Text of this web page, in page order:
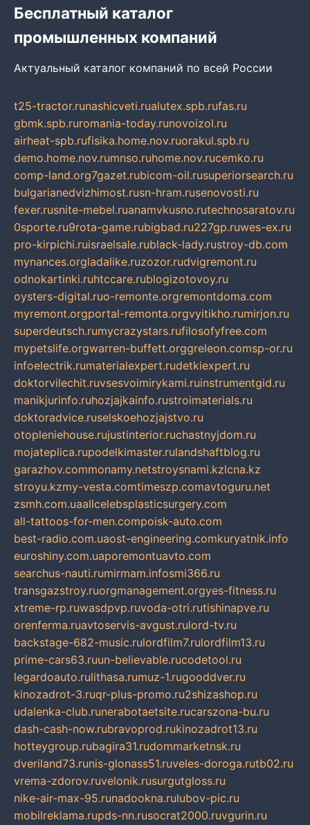
Бесплатный каталог
промышленных компаний
Актуальный каталог компаний по всей России
t25-tractor.runashicveti.rualutex.spb.rufas.ru
gbmk.spb.ruromania-today.runovoizol.ru
airheat-spb.rufisika.home.nov.ruorakul.spb.ru
demo.home.nov.rumnso.ruhome.nov.rucemko.ru
comp-land.org7gazet.rubicom-oil.rusuperiorsearch.ru
bulgarianedvizhimost.rusn-hram.rusenovosti.ru
fexer.rusnite-mebel.ruanamvkusno.rutechnosaratov.ru
0sporte.ru9rota-game.rubigbad.ru227gp.ruwes-ex.ru
pro-kirpichi.ruisraelsale.rublack-lady.rustroy-db.com
mynances.orgladalike.ruzozor.rudvigremont.ru
odnokartinki.ruhtccare.rublogizotovoy.ru
oysters-digital.ruo-remonte.orgremontdoma.com
myremont.orgportal-remonta.orgvyitikho.rumirjon.ru
superdeutsch.rumycrazystars.rufilosofyfree.com
mypetslife.orgwarren-buffett.orggreleon.comsp-or.ru
infoelectrik.rumaterialexpert.rudetkiexpert.ru
doktorvilechit.ruvsesvoimirykami.ruinstrumentgid.ru
manikjurinfo.ruhozjajkainfo.rustroimaterials.ru
doktoradvice.ruselskoehozjajstvo.ru
otopleniehouse.rujustinterior.ruchastnyjdom.ru
mojateplica.rupodelkimaster.rulandshaftblog.ru
garazhov.commonamy.netstroysnami.kzlcna.kz
stroyu.kzmy-vesta.comtimeszp.comavtoguru.net
zsmh.com.uaallcelebsplasticsurgery.com
all-tattoos-for-men.compoisk-auto.com
best-radio.com.uaost-engineering.comkuryatnik.info
euroshiny.com.uaporemontuavto.com
searchus-nauti.rumirmam.infosmi366.ru
transgazstroy.ruorgmanagement.orgyes-fitness.ru
xtreme-rp.ruwasdpvp.ruvoda-otri.rutishinapve.ru
orenferma.ruavtoservis-avgust.rulord-tv.ru
backstage-682-music.rulordfilm7.rulordfilm13.ru
prime-cars63.ruun-believable.rucodetool.ru
legardoauto.rulithasa.rumuz-1.rugooddver.ru
kinozadrot-3.ruqr-plus-promo.ru2shizashop.ru
udalenka-club.runerabotaetsite.rucarszona-bu.ru
dash-cash-now.rubravoprod.rukinozadrot13.ru
hotteygroup.rubagira31.rudommarketnsk.ru
dveriland73.runis-glonass51.ruveles-doroga.rutb02.ru
vrema-zdorov.ruvelonik.rusurgutgloss.ru
nike-air-max-95.runadookna.rulubov-pic.ru
mobilreklama.rupds-nn.rusocrat2000.ruvgurin.ru